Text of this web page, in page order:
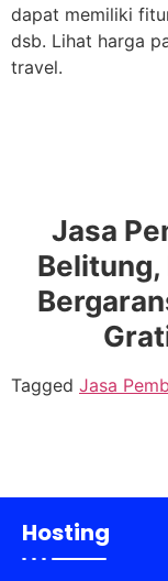
dapat memiliki
dsb. Lihat harga
travel.
Jasa
Belitung,
Tagged Jasa
Hosting